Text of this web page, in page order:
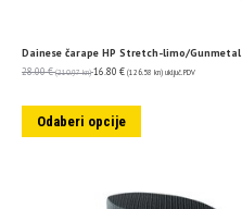
Dainese čarape HP Stretch-limo/Gunmetal
28.00€ (210.97 kn) 16.80 € (126.58 kn) uključ. PDV
Odaberi opcije